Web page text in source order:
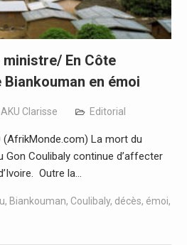
En Côte
Biankouman en émoi
Clarisse Editorial
(AfrikMonde.com) La mort du
Gon Coulibaly continue d’affecter
Outre la…
, Biankouman, Coulibaly, décès, émoi,